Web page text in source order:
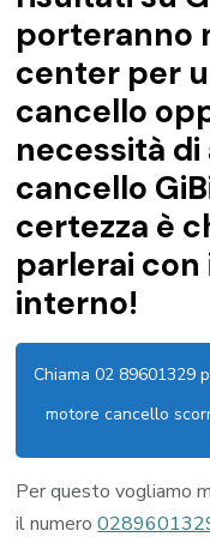
porteranno
center per
cancello
necessità
cancello
certezza è
parlerai
interno!
Chiama 02 89601329
motore cancello
Per questo vogliamo
il numero